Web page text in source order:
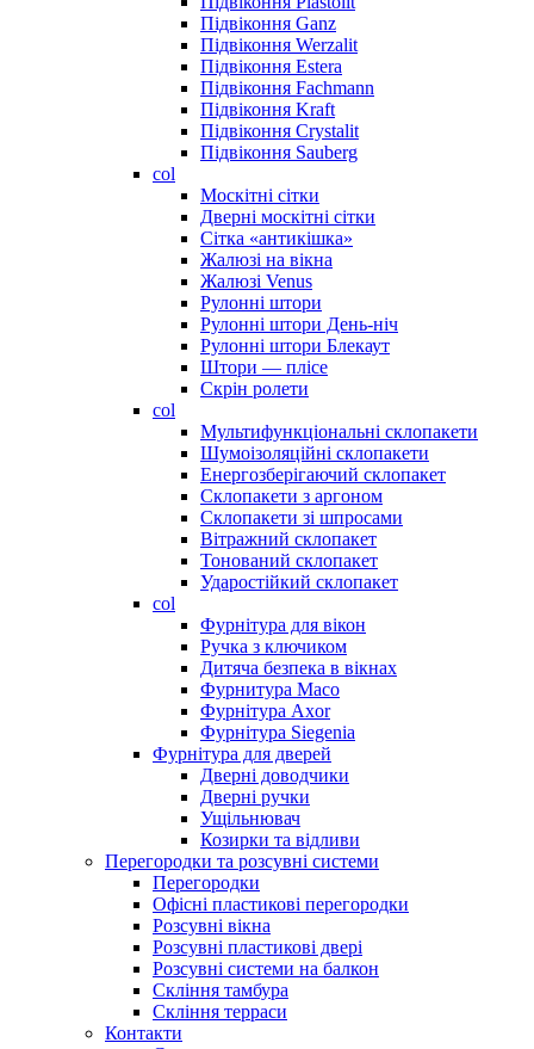
Підвіконня Ganz
Підвіконня Werzalit
Підвіконня Estera
Підвіконня Fachmann
Підвіконня Kraft
Підвіконня Crystalit
Підвіконня Sauberg
col
Москітні сітки
Дверні москітні сітки
Сітка «антикішка»
Жалюзі на вікна
Жалюзі Venus
Рулонні штори
Рулонні штори День-ніч
Рулонні штори Блекаут
Штори — плісе
Скрін ролети
col
Мультифункціональні склопакети
Шумоізоляційні склопакети
Енергозберігаючий склопакет
Склопакети з аргоном
Склопакети зі шпросами
Вітражний склопакет
Тонований склопакет
Ударостійкий склопакет
col
Фурнітура для вікон
Ручка з ключиком
Дитяча безпека в вікнах
Фурнитура Maco
Фурнітура Axor
Фурнітура Siegenia
Фурнітура для дверей
Дверні доводчики
Дверні ручки
Ущільнювач
Козирки та відливи
Перегородки та розсувні системи
Перегородки
Офісні пластикові перегородки
Розсувні вікна
Розсувні пластикові двері
Розсувні системи на балкон
Скління тамбура
Скління терраси
Контакти